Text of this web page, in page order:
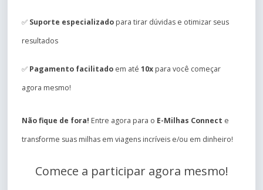
✅ Suporte especializado para tirar dúvidas e otimizar seus
resultados
✅ Pagamento facilitado em até 10x para você começar
agora mesmo!
Não fique de fora! Entre agora para o E-Milhas Connect e
transforme suas milhas em viagens incríveis e/ou em dinheiro!
Comece a participar agora mesmo!